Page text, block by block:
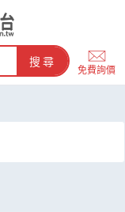
搜尋
免費詢價